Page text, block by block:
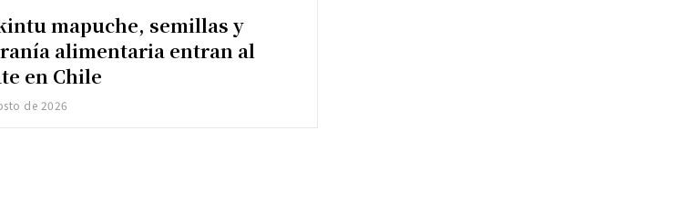
mapuche, semillas y
alimentaria entran al
en Chile
de 2026